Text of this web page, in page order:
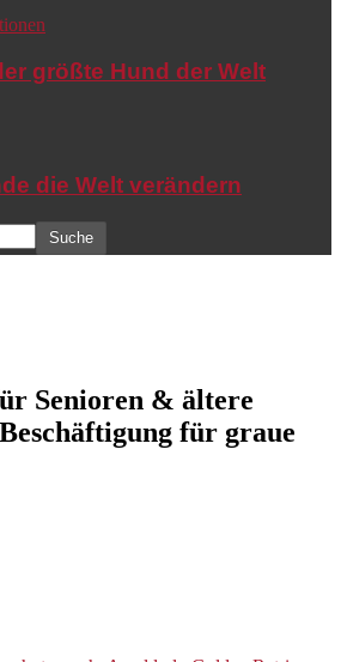
größte Hund der Welt
die Welt verändern
Senioren & ältere
für graue